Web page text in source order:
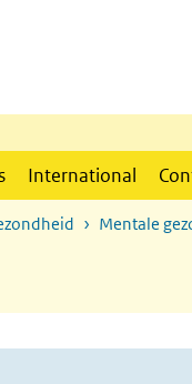
International
Mentale